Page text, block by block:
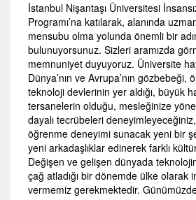
İstanbul Nişantaşı Üniversitesi
Programı’na katılarak, alanında
mensubu olma yolunda önemli bir
bulunuyorsunuz. Sizleri aramızda
memnuniyet duyuyoruz. Üniversite
Dünya’nın ve Avrupa’nın gözbebeği,
teknoloji devlerinin yer aldığı, büyük
tersanelerin olduğu, mesleğinize
dayalı tecrübeleri
öğrenme deneyimi sunacak yeni bir
yeni arkadaşlıklar edinerek farklı
Değişen ve gelişen dünyada
çağ atladığı bir dönemde ülke olarak
vermemiz gerekmektedir.